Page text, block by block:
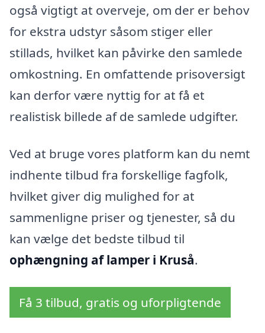
også vigtigt at overveje, om der er behov
for ekstra udstyr såsom stiger eller
stillads, hvilket kan påvirke den samlede
omkostning. En omfattende prisoversigt
kan derfor være nyttig for at få et
realistisk billede af de samlede udgifter.
Ved at bruge vores platform kan du nemt
indhente tilbud fra forskellige fagfolk,
hvilket giver dig mulighed for at
sammenligne priser og tjenester, så du
kan vælge det bedste tilbud til
ophængning af lamper i Kruså.
Få 3 tilbud, gratis og uforpligtende